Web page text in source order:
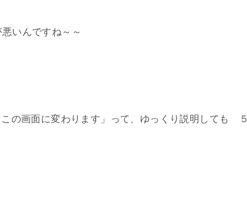
いんですね～～
の画面に変わります」って、ゆっくり説明しても ５